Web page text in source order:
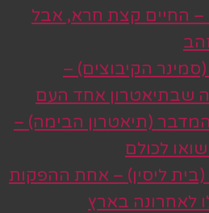
– החיים קצת חרא, אבל
הקיבוצים) –
שבתיאטרון אחד העם
(תיאטרון הבימה) –
לכולם
ליסין) – אחת ההפקות
לאחרונה בארץ